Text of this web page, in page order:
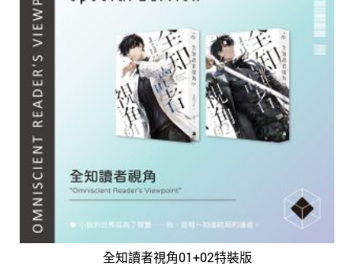
全知讀者視角01+02特裝版